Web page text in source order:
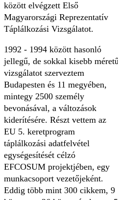
között elvégzett Első
Magyarországi Reprezentatív
Táplálkozási Vizsgálatot.
1992 - 1994 között hasonló
jellegű, de sokkal kisebb
vizsgálatot szerveztem
Budapesten és 11 megyében,
mintegy 2500 személy
bevonásával, a változások
kiderítésére. Részt vettem az
EU 5. keretprogram
táplálkozási adatfelvétel
egységesítését célzó
EFCOSUM projektjében, egy
munkacsoport vezetőjeként.
Eddig több mint 300 cikkem, 9